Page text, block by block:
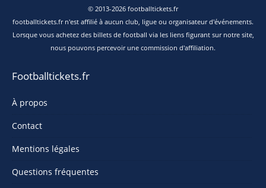
© 2013-2026 footballtickets.fr
footballtickets.fr n'est affilié à aucun club, ligue ou organisateur d'événements.
Lorsque vous achetez des billets de football via les liens figurant sur notre site,
nous pouvons percevoir une commission d'affiliation.
Footballtickets.fr
À propos
Contact
Mentions légales
Questions fréquentes